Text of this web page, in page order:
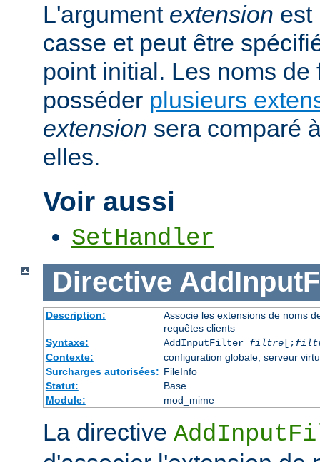
L'argument extension est
casse et peut être
point initial. Les noms de
posséder plusieurs
extension sera comparé
elles.
Voir aussi
SetHandler
Directive
Description:
Associe les extensions de noms
requêtes clients
Syntaxe:
AddInputFilter filtre[;
Contexte:
configuration globale, serveur
Surcharges autorisées: FileInfo
Statut:
Base
Module:
mod_mime
La directive